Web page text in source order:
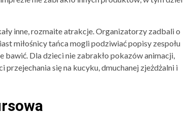
inne, rozmaite atrakcje. Organizatorzy zadbali o
miłośnicy tańca mogli podziwiać popisy zespołu
Dla dzieci nie zabrakło pokazów animacji,
się na kucyku, dmuchanej zjeżdżalni i